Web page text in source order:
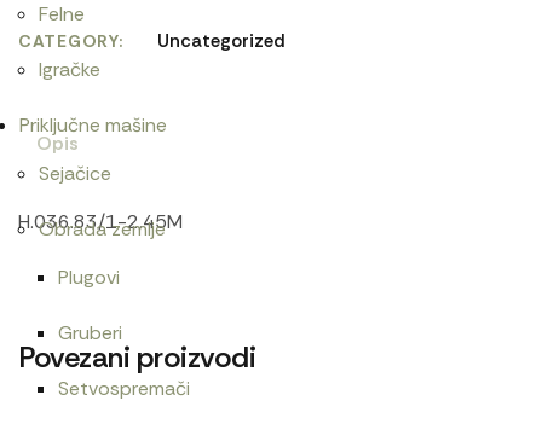
Felne
Igračke
Priključne mašine
Sejačice
Obrada zemlje
Plugovi
Gruberi
Setvospremači
CATEGORY Uncategorized
Opis
H.036.83/1-2.45M
Povezani proizvodi